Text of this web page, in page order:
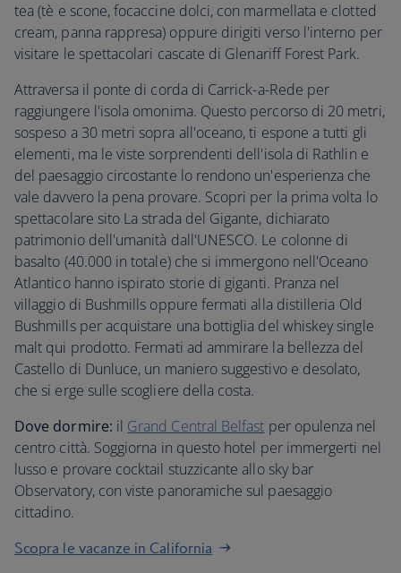
tea (tè e scone, focaccine dolci, con marmellata e clotted
cream, panna rappresa) oppure dirigiti verso l'interno per
visitare le spettacolari cascate di Glenariff Forest Park.
Attraversa il ponte di corda di Carrick-a-Rede per
raggiungere l'isola omonima. Questo percorso di 20 metri,
sospeso a 30 metri sopra all'oceano, ti espone a tutti gli
elementi, ma le viste sorprendenti dell'isola di Rathlin e
del paesaggio circostante lo rendono un'esperienza che
vale davvero la pena provare. Scopri per la prima volta lo
spettacolare sito La strada del Gigante, dichiarato
patrimonio dell'umanità dall'UNESCO. Le colonne di
basalto (40.000 in totale) che si immergono nell'Oceano
Atlantico hanno ispirato storie di giganti. Pranza nel
villaggio di Bushmills oppure fermati alla distilleria Old
Bushmills per acquistare una bottiglia del whiskey single
malt qui prodotto. Fermati ad ammirare la bellezza del
Castello di Dunluce, un maniero suggestivo e desolato,
che si erge sulle scogliere della costa.
Dove dormire: il Grand Central Belfast per opulenza nel
centro città. Soggiorna in questo hotel per immergerti nel
lusso e provare cocktail stuzzicante allo sky bar
Observatory, con viste panoramiche sul paesaggio
cittadino.
Scopra le vacanze in California